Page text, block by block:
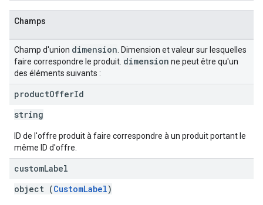
Champs
Champ d'union dimension . Dimension et valeur sur lesquelles
faire correspondre le produit. dimension ne peut être qu'un
des éléments suivants :
productOfferId
string
ID de l'offre produit à faire correspondre à un produit portant le
même ID d'offre.
customLabel
object (CustomLabel)